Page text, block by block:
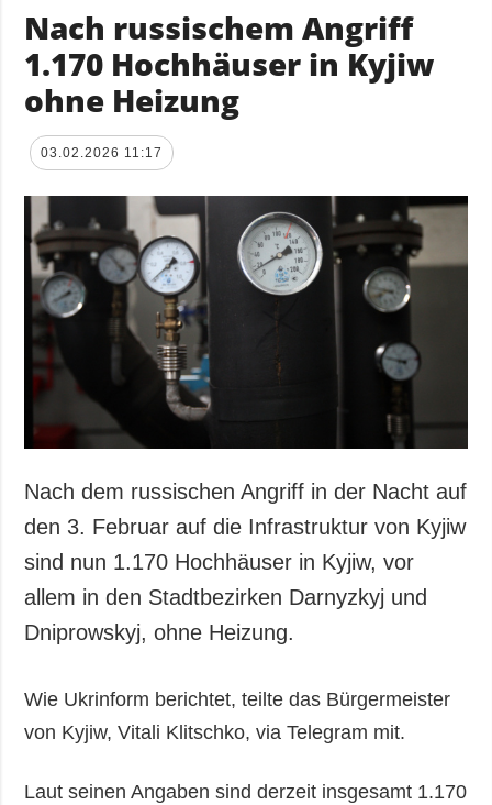
Nach russischem Angriff
1.170 Hochhäuser in Kyjiw
ohne Heizung
03.02.2026 11:17
Nach dem russischen Angriff in der Nacht auf
den 3. Februar auf die Infrastruktur von Kyjiw
sind nun 1.170 Hochhäuser in Kyjiw, vor
allem in den Stadtbezirken Darnyzkyj und
Dniprowskyj, ohne Heizung.
Wie Ukrinform berichtet, teilte das Bürgermeister
von Kyjiw, Vitali Klitschko, via Telegram mit.
Laut seinen Angaben sind derzeit insgesamt 1.170